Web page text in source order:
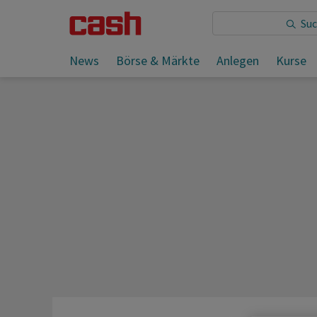
News Börse & Märkte Anlegen Kurse
Sie lesen: